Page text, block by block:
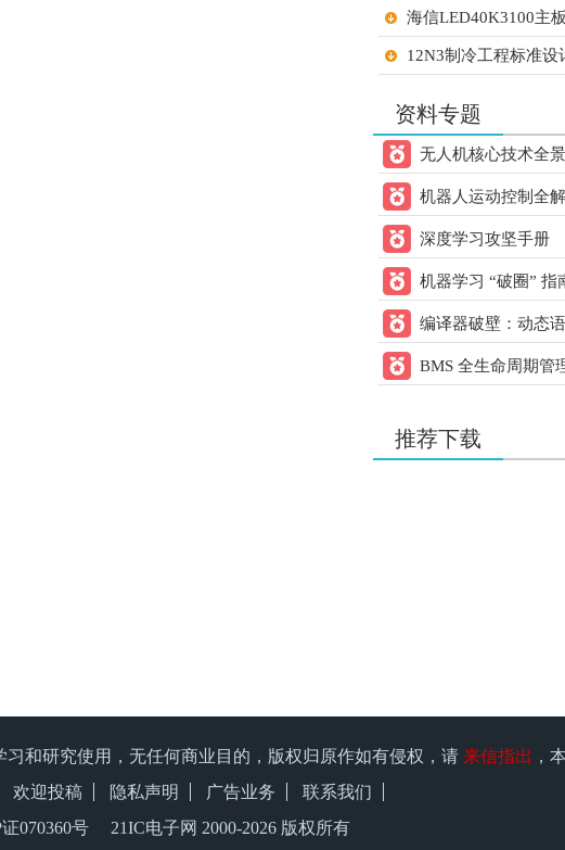
21ic下载 打赏60.00 元
用户：zhengdai
21ic下载 打赏60.00元
用户：lanmukk
21ic下载 打赏 60.00
用户：
21ic下载 打赏 20.00 元
用户：w993263495
21ic下载 打赏30.00 元
用户：sun2152
21ic下载 打赏20.00元
用户：w178191520
用户：liqiang9090
用户： qiufeng0299
海信LED40K3100主
12N3制冷工程标准设
STM32单片机超市智
8层电脑主板
FOC控制学校笔记
资料专题
无人机核心技术全景
机器人运动控制全
深度学习攻坚手册
机器学习 “破圈” 指
的跨领域应用方案
编译器破壁：动态
核心方案
BMS 全生命周期管
推荐下载
和研究使用，无任何商业目的，版权归原作如有侵权，请 来信指出 ，
欢迎投稿 隐私声明 广告业务
联系我们
070360号 21IC电子网 2000-2026 版权所有